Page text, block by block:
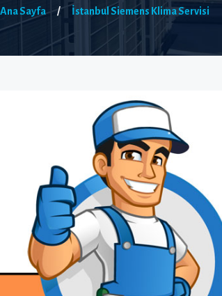
Ana Sayfa / İstanbul Siemens Klima Servisi